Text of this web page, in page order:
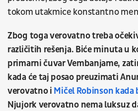
tokom utakmice konstantno
Zbog toga verovatno treba
različitih rešenja. Biće minuta u
primarni čuvar Vembanjame,
kada će taj posao preuzimati
verovatno i Mičel Robinson
Njujork verovatno nema luksuz